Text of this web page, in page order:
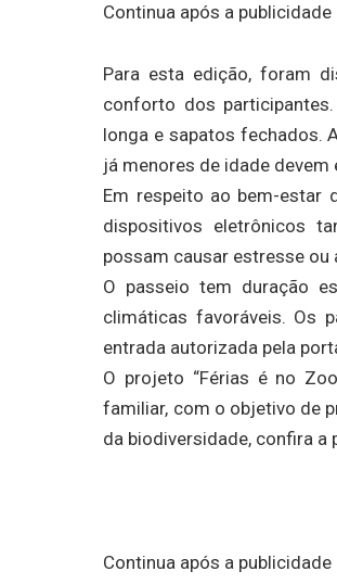
Continua após a publicidade
Para esta edição, foram
conforto dos
longa e sapatos fechados.
já menores de idade
Em respeito ao bem-estar
dispositivos eletrônicos
possam causar estresse ou
O passeio tem duração
climáticas favoráveis. Os
entrada autorizada pela
O projeto “Férias é no
familiar, com o objetivo de
da biodiversidade, confira a
Continua após a publicidade